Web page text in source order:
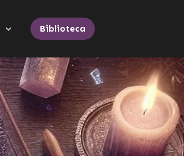
Biblioteca